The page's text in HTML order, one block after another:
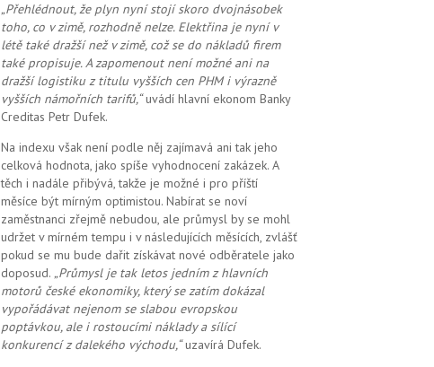
„Přehlédnout, že plyn nyní stojí skoro dvojnásobek
toho, co v zimě, rozhodně nelze. Elektřina je nyní v
létě také dražší než v zimě, což se do nákladů firem
také propisuje. A zapomenout není možnéani na
dražší logistiku z titulu vyšších cen PHM i výrazně
vyšších námořních tarifů,“uvádí hlavní ekonom Banky
Creditas Petr Dufek.
Na indexu však není podle něj zajímavá ani tak jeho
celková hodnota, jako spíše vyhodnocení zakázek. A
těch i nadále přibývá, takže je možné i pro příští
měsíce být mírným optimistou. Nabírat se noví
zaměstnanci zřejmě nebudou, ale průmysl by se mohl
udržet v mírném tempu i v následujících měsících, zvlášť
pokud se mu bude dařit získávat nové odběratele jako
doposud. „Průmysl je tak letos jedním z hlavních
motorů české ekonomiky, který se zatím dokázal
vypořádávat nejenom se slabou evropskou
poptávkou, ale i rostoucími náklady a sílící
konkurencí z dalekého východu,“uzavírá Dufek.